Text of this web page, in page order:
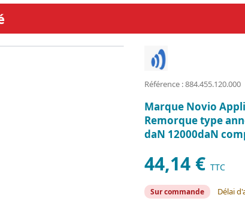
Référence : 884.455.120.000
Marque Novio
Remorque type
daN 12000daN
44,14 € TTC
Sur commande Délai